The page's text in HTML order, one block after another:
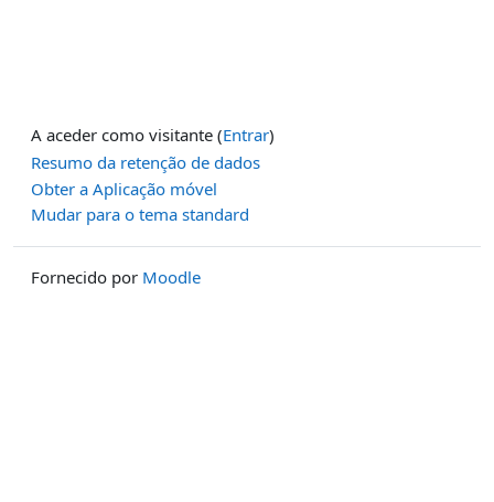
A aceder como visitante (Entrar)
Resumo da retenção de dados
Obter a Aplicação móvel
Mudar para o tema standard
Fornecido por Moodle